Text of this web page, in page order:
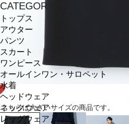
CATEGORY
トップス
アウター
パンツ
スカート
ワンピース
オールインワン・サロペット
水着
ヘッドウェア
ネックウェア
レッグウェア
ちらは大きいサイズの商品です。